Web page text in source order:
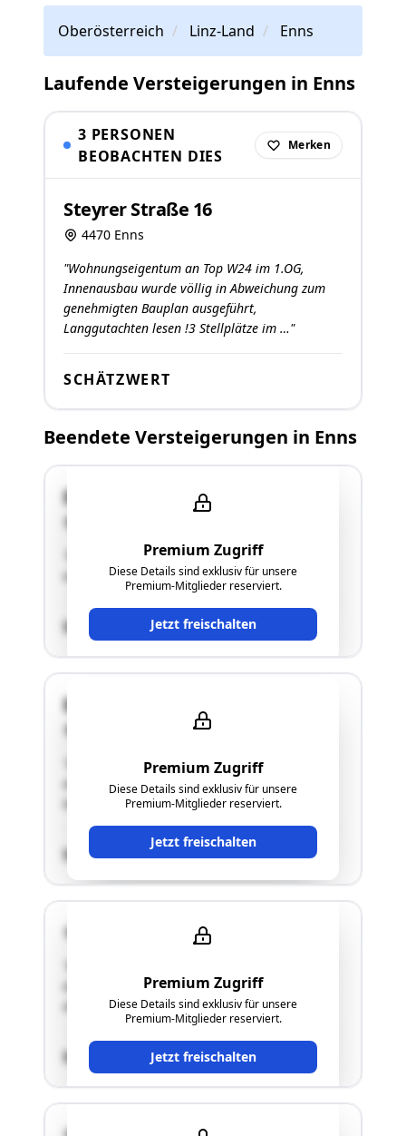
Oberösterreich Linz-Land Enns
Laufende Versteigerungen in Enns
3 PERSONEN
BEOBACHTEN DIES
Merken
Steyrer Straße 16
4470 Enns
"Wohnungseigentum an Top W24 im 1.OG,
Innenausbau wurde völlig in Abweichung zum
genehmigten Bauplan ausgeführt,
Langgutachten lesen !3 Stellplätze im …"
SCHÄTZWERT
Beendete Versteigerungen in Enns
Premium Zugriff
Diese Details sind exklusiv für unsere
Premium-Mitglieder reserviert.
Jetzt freischalten
Dr. Renner-Straße 16a
"Bei der gegenständlichen Liegenschaft handelt
es sich um ein unbebautes Grundstück."
SCHÄTZWERT
Premium Zugriff
Diese Details sind exklusiv für unsere
Premium-Mitglieder reserviert.
Jetzt freischalten
Dr. Renner-Straße 30
"Bei der gegenständlichen Liegenschaft handelt
es sich um ein unbebautes Grundstück, welches
teilweise eingezäunt ist"
SCHÄTZWERT
Premium Zugriff
Diese Details sind exklusiv für unsere
Premium-Mitglieder reserviert.
Jetzt freischalten
es sich um ein unbebautes Grundstück, welches
als Zufahrt geplant wurde."
SCHÄTZWERT